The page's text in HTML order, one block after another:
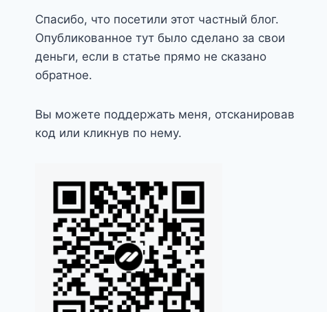
Спасибо, что посетили этот частный блог.
Опубликованное тут было сделано за свои
деньги, если в статье прямо не сказано
обратное.
Вы можете поддержать меня, отсканировав
код или кликнув по нему.